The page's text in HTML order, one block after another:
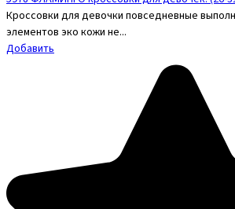
Кроссовки для девочки повседневные
элементов эко кожи не...
Добавить